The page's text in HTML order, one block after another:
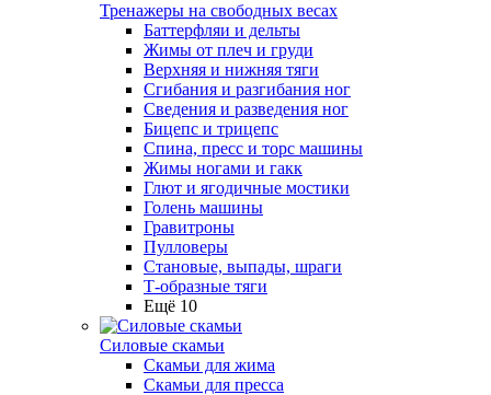
Тренажеры на свободных весах
Баттерфляи и дельты
Жимы от плеч и груди
Верхняя и нижняя тяги
Сгибания и разгибания ног
Сведения и разведения ног
Бицепс и трицепс
Спина, пресс и торс машины
Жимы ногами и гакк
Глют и ягодичные мостики
Голень машины
Гравитроны
Пулловеры
Становые, выпады, шраги
Т-образные тяги
Ещё 10
Силовые скамьи
Скамьи для жима
Скамьи для пресса